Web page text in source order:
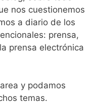
nos cuestionemos
a diario de los
prensa,
prensa electrónica
y podamos
temas.